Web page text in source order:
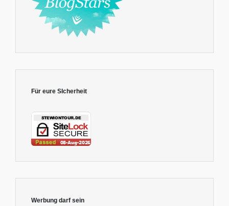
Für eure SIcherheit
Werbung darf sein